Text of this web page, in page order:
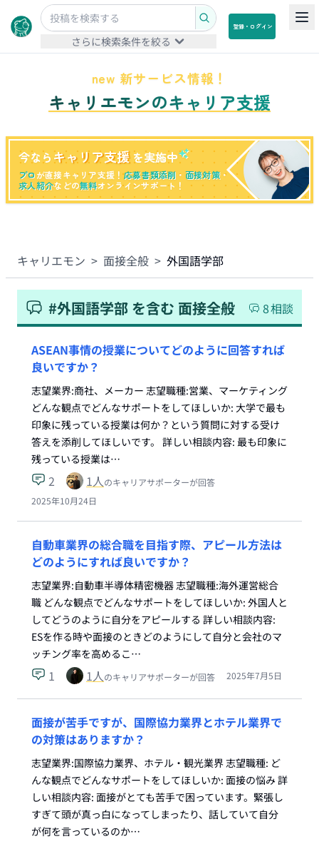
さらに検索条件を絞る
登録・ログイン
new 新サービス情報！
キャリエモンのキャリア支援
今なら キャリア支援 を実施中
プロが直接キャリア支援！応募書類添削 ・ 面接対策・
求人紹介などの無料オンラインサポート！
キャリエモン > 面接全般 > 外国語学部
#外国語学部 を含む 面接全般 8相談
ASEAN事情の授業についてどのように回答すれば
良いですか？
志望業界:商社、メーカー 志望職種:営業、マーケティング
どんな観点でどんなサポートをしてほしいか: 大学で最も
印象に残っている授業は何か？という質問に対する受け
答えを添削してほしいです。 詳しい相談内容: 最も印象に
残っている授業は…
2 1人のキャリアサポーターが回答
2025年10月24日
自動車業界の総合職を目指す際、アピール方法は
どのようにすれば良いですか？
志望業界:自動車半導体精密機器 志望職種:海外運営総合
職 どんな観点でどんなサポートをしてほしいか: 外国人と
してどうのように自分をアピールする 詳しい相談内容:
ESを作る時や面接のときどのようにして自分と会社のマ
ッチング率を高めるこ…
1 1人のキャリアサポーターが回答 2025年7月5日
面接が苦手ですが、国際協力業界とホテル業界で
の対策はありますか？
志望業界:国際協力業界、ホテル・観光業界 志望職種: ど
んな観点でどんなサポートをしてほしいか: 面接の悩み 詳
しい相談内容: 面接がとても苦手で困っています。緊張し
すぎて頭が真っ白になってしまったり、話していて自分
が何を言っているのか…